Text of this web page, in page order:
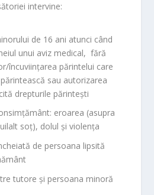
intervine:
de 16 ani atunci când
unui aviz medical, fără
încuviinţarea părintelui care
sau autorizarea
drepturile părinteşti
eroarea (asupra
soţ), dolul şi violenţa
de persoana lipsită
tutore şi persoana minoră